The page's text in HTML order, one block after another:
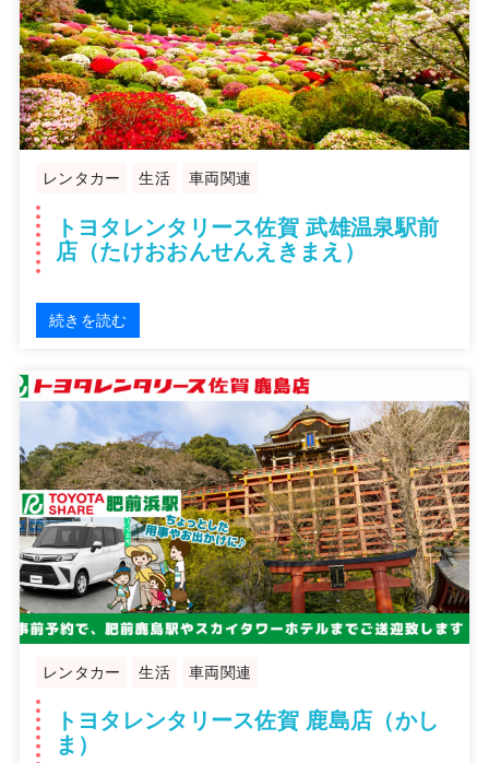
レンタカー 生活 車両関連
トヨタレンタリース佐賀 武雄温泉駅前
店（たけおおんせんえきまえ）
続きを読む
レンタカー 生活 車両関連
トヨタレンタリース佐賀 鹿島店（かし
ま）